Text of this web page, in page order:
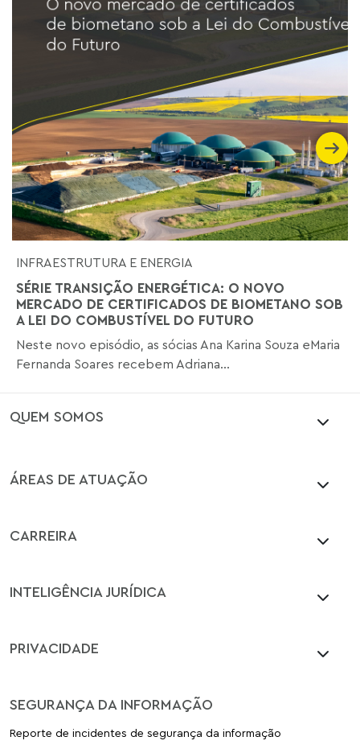
INFRAESTRUTURA E ENERGIA
SÉRIE TRANSIÇÃO ENERGÉTICA: O NOVO
MERCADO DE CERTIFICADOS DE BIOMETANO SOB
A LEI DO COMBUSTÍVEL DO FUTURO
Neste novo episódio, as sócias Ana Karina Souza eMaria
Fernanda Soares recebem Adriana...
QUEM SOMOS
ÁREAS DE ATUAÇÃO
CARREIRA
INTELIGÊNCIA JURÍDICA
PRIVACIDADE
SEGURANÇA DA INFORMAÇÃO
Reporte de incidentes de segurança da informação